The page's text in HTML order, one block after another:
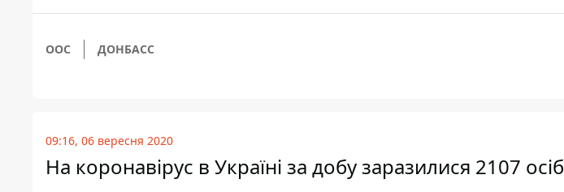
ООС ДОНБАСС
09:16, 06 вересня 2020
На коронавірус в Україні за добу заразилися 2107 осіб